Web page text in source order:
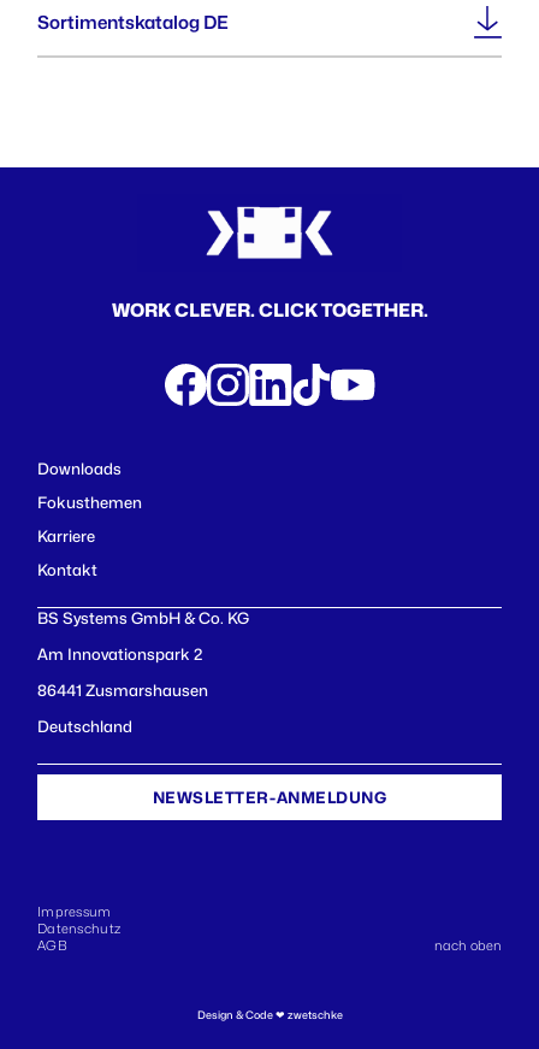
Sortimentskatalog DE
WORK CLEVER. CLICK TOGETHER.
Downloads
Fokusthemen
Karriere
Kontakt
BS Systems GmbH & Co. KG
Am Innovationspark 2
86441 Zusmarshausen
Deutschland
NEWSLETTER-ANMELDUNG
Impressum
Datenschutz
AGB
nach oben
Design & Code ❤ zwetschke